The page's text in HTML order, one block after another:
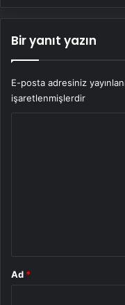
Bir yanıt yazın
E-posta adresiniz
işaretlenmişlerdir
Ad *